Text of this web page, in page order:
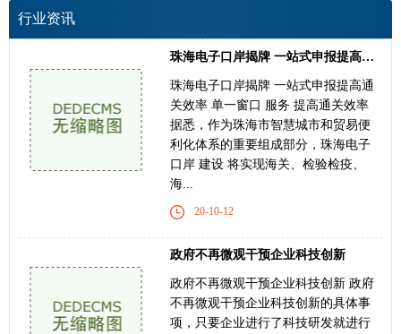
行业资讯
珠海电子口岸揭牌 一站式申报提高通关效率
珠海电子口岸揭牌 一站式申报提高通
关效率 单一窗口 服务 提高通关效率
据悉，作为珠海市智慧城市和贸易便
利化体系的重要组成部分，珠海电子
口岸 建设 将实现海关、检验检疫、
海...
20-10-12
政府不再微观干预企业科技创新
政府不再微观干预企业科技创新 政府
不再微观干预企业科技创新的具体事
项，只要企业进行了科技研发就进行